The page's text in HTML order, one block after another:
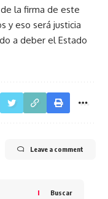
la firma de este
y eso será justicia
a deber el Estado
Leave a comment
Buscar